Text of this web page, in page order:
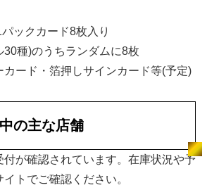
ックカード8枚入り
種)のうちランダムに8枚
カード・箔押しサインカード等(予定)
の主な店舗
付が確認されています。在庫状況や予
トでご確認ください。